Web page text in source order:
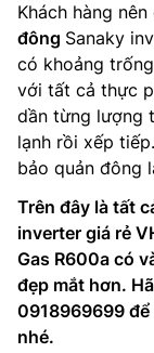
Khách hàng
đông Sanaky
có khoảng
với tất cả thực
dần từng lượng
lạnh rồi xếp
bảo quản đông
Trên đây là tất
inverter giá rẻ
Gas R600a có
đẹp mắt hơn.
0918969699
nhé.